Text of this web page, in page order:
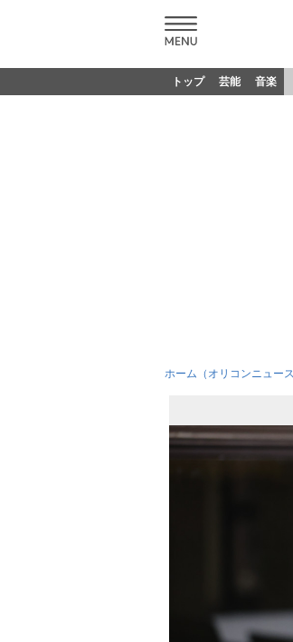
トップ 芸能 音楽
ホーム（オリコンニュース